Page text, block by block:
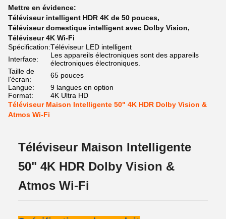
Mettre en évidence:
Téléviseur intelligent HDR 4K de 50 pouces,
Téléviseur domestique intelligent avec Dolby Vision,
Téléviseur 4K Wi-Fi
Spécification:Téléviseur LED intelligent
Interface:
Les appareils électroniques sont des appareils
électroniques électroniques.
Taille de
l'écran:
65 pouces
Langue:
9 langues en option
Format:
4K Ultra HD
Téléviseur Maison Intelligente 50" 4K HDR Dolby Vision &
Atmos Wi-Fi
Téléviseur Maison Intelligente
50" 4K HDR Dolby Vision &
Atmos Wi-Fi